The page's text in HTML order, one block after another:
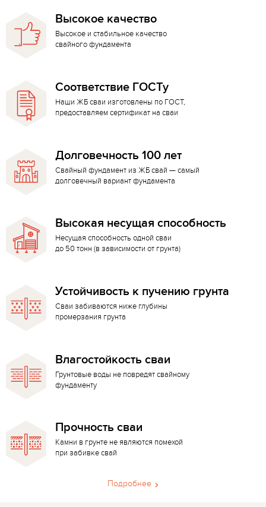
Высокое качество
Высокое и стабильное качество
свайного фундамента
Соответствие ГОСТу
Наши ЖБ сваи изготовлены по ГОСТ,
предоставляем сертификат на сваи
Долговечность 100 лет
Свайный фундамент из ЖБ свай — самый
долговечный вариант фундамента
Высокая несущая способность
Несущая способность одной сваи
до 50 тонн (в зависимости от грунта)
Устойчивость к пучению грунта
Сваи забиваются ниже глубины
промерзания грунта
Влагостойкость сваи
Грунтовые воды не повредят свайному
фундаменту
Прочность сваи
Камни в грунте не являются помехой
при забивке свай
Подробнее